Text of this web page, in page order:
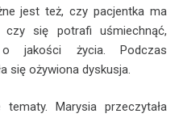
jest też, czy pacjentka ma
się potrafi uśmiechnąć,
jakości życia. Podczas
się ożywiona dyskusja.
Marysia przeczytała